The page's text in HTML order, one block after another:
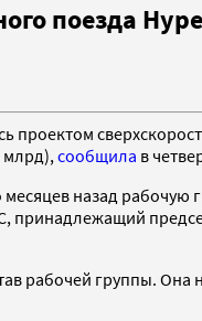
поезда
проектом
млрд), сообщила в
назад рабочую
принадлежащий
рабочей группы.